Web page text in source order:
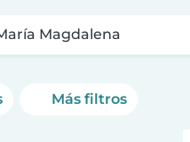
Magdalena
Más filtros